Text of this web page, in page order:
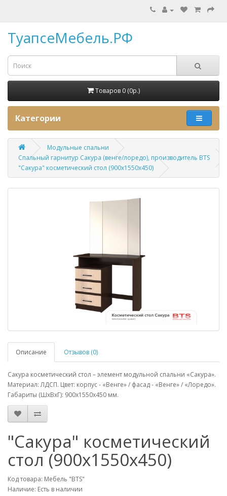
ТуапсеМебель.РФ
Товаров 0 (0p.)
Категории
Модульные спальни
Спальный гарнитур Сакура (венге/лоредо), производитель BTS
"Сакура" косметический стол (900х1550х450)
Описание Отзывов (0)
Сакура косметический стол – элемент модульной спальни «Сакура».
Материал: ЛДСП. Цвет: корпус - «Венге» / фасад - «Венге» / «Лоредо».
Габариты (ШхВхГ): 900х1550х450 мм.
"Сакура" косметический
стол (900х1550х450)
Код товара: Мебель "BTS"
Наличие: Есть в наличии